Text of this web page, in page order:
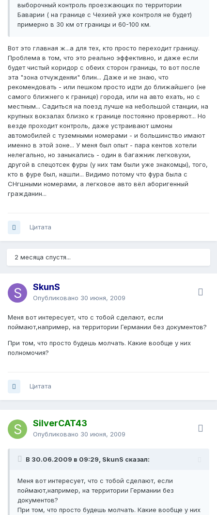
выборочный контроль проезжающих по территории
Баварии ( на границе с Чехией уже контроля не будет)
примерно в 30 км от границы и 60-100 км.
Вот это главная ж...а для тех, кто просто переходит границу.
Проблема в том, что это реально эффективно, и даже если
будет чистый коридор с обеих сторон границы, то вот после
эта "зона отчужденяи" блин... Даже и не знаю, что
рекомендовать - или пешком просто идти до ближайшего (не
самого ближнего к границе) города, или на авто ехать, но с
местным... Садиться на поезд лучше на небольшой станции, на
крупных вокзалах близко к границе постоянно проверяют... Но
везде проходит контроль, даже устраивают шмоны
автомобилей с туземными номерами - и большинство имают
именно в этой зоне... У меня был опыт - пара кентов хотели
нелегально, но заныкались - один в багажник легковухи,
другой в спецотсек фуры (у них там были уже знакомцы), того,
кто в фуре был, нашли... Видимо потому что фура была с
СНгшными номерами, а легковое авто вёл аборигенный
гражданин...
Цитата
2 месяца спустя...
SkunS
Опубликовано 30 июня, 2009
Меня вот интересует, что с тобой сделают, если
поймают,например, на территории Германии без документов?
При том, что просто будешь молчать. Какие вообще у них
полномочия?
Цитата
SilverCAT43
Опубликовано 30 июня, 2009
В 30.06.2009 в 09:29, SkunS сказал:
Меня вот интересует, что с тобой сделают, если
поймают,например, на территории Германии без
документов?
При том, что просто будешь молчать. Какие вообще у них